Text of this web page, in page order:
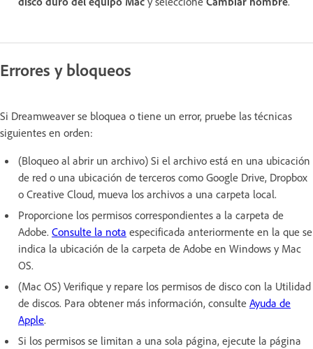
Errores y bloqueos
Si Dreamweaver se bloquea o tiene un error, pruebe las técnicas
siguientes en orden:
(Bloqueo al abrir un archivo) Si el archivo está en una ubicación
de red o una ubicación de terceros como Google Drive, Dropbox
o Creative Cloud, mueva los archivos a una carpeta local.
Proporcione los permisos correspondientes a la carpeta de
Adobe. Consulte la nota especificada anteriormente en la que se
indica la ubicación de la carpeta de Adobe en Windows y Mac
OS.
(Mac OS) Verifique y repare los permisos de disco con la Utilidad
de discos. Para obtener más información, consulte Ayuda de
Apple.
Si los permisos se limitan a una sola página, ejecute la página